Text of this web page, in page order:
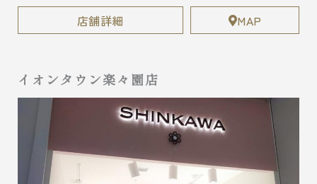
店舗詳細 MAP
イオンタウン楽々園店